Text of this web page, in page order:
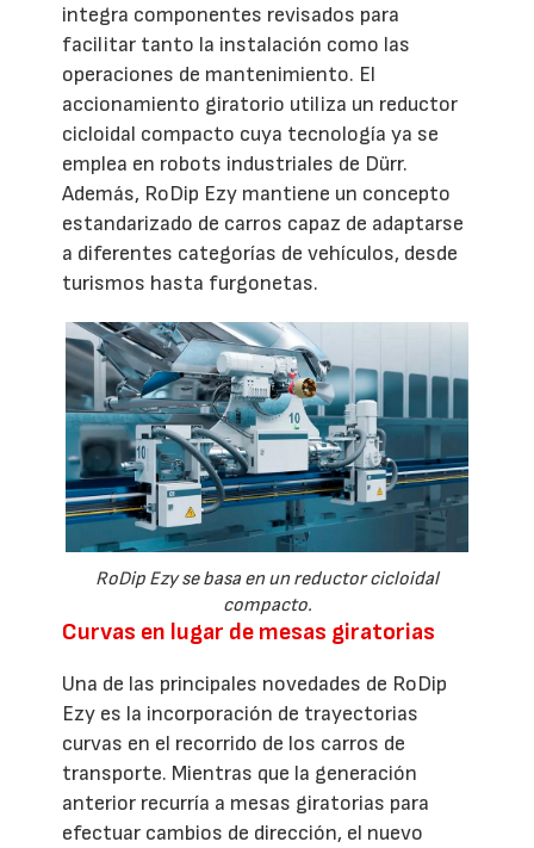
integra componentes revisados para
facilitar tanto la instalación como las
operaciones de mantenimiento. El
accionamiento giratorio utiliza un reductor
cicloidal compacto cuya tecnología ya se
emplea en robots industriales de Dürr.
Además, RoDip Ezy mantiene un concepto
estandarizado de carros capaz de adaptarse
a diferentes categorías de vehículos, desde
turismos hasta furgonetas.
RoDip Ezy se basa en un reductor cicloidal
compacto.
Curvas en lugar de mesas giratorias
Una de las principales novedades de RoDip
Ezy es la incorporación de trayectorias
curvas en el recorrido de los carros de
transporte. Mientras que la generación
anterior recurría a mesas giratorias para
efectuar cambios de dirección, el nuevo